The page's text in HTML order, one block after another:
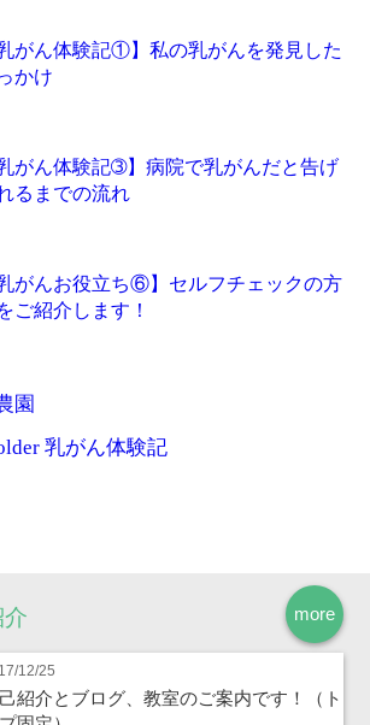
乳がん体験記①】私の乳がんを発見した
かけ
乳がん体験記➂】病院で乳がんだと告げ
るまでの流れ
乳がんお役立ち⑥】セルフチェックの方
ご紹介します！
園
乳がん体験記
more
介
12/25
紹介とブログ、教室のご案内です！（ト